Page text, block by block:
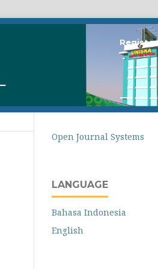
Register
Open Journal Systems
LANGUAGE
Bahasa Indonesia
English